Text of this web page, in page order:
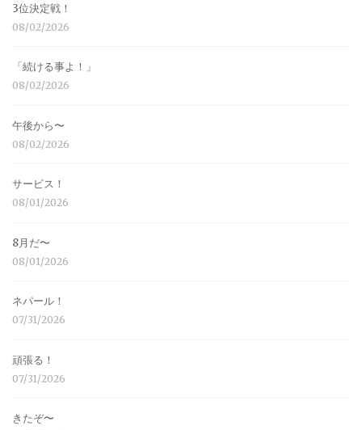
3位決定戦！
08/02/2026
「続ける事よ！」
08/02/2026
午後から〜
08/02/2026
サービス！
08/01/2026
8月だ〜
08/01/2026
ネパール！
07/31/2026
頑張る！
07/31/2026
きたぞ〜